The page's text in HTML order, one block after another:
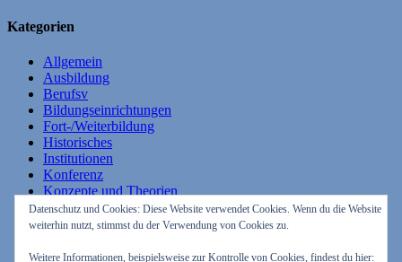
Kategorien
Allgemein
Ausbildung
Berufsv
Bildungseinrichtungen
Fort-/Weiterbildung
Historisches
Institutionen
Konferenz
Konzepte und Theorien
Lehrende
Lernende
Datenschutz und Cookies: Diese Website verwendet Cookies. Wenn du die Website
weiterhin nutzt, stimmst du der Verwendung von Cookies zu.
Weitere Informationen, beispielsweise zur Kontrolle von Cookies, findest du hier: